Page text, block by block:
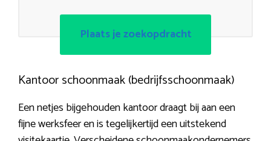
Plaats je zoekopdracht
Kantoor schoonmaak (bedrijfsschoonmaak)
Een netjes bijgehouden kantoor draagt bij aan een
fijne werksfeer en is tegelijkertijd een uitstekend